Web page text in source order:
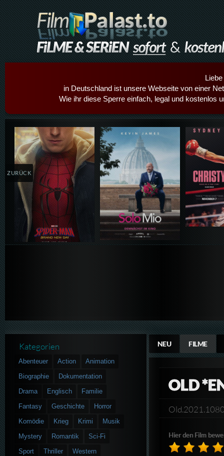
in Deutschland ist unsere Webseite von einer
Wie ihr diese Sperre einfach, legal und kostenlos
Details,Play Details,Play
ZURÜCK
NEU FILME
OLD
Hier den Film
Kategorien
Abenteuer Action
Animation
Biographie
Dokumentation
Drama
Englisch
Familie
Fantasy
Geschichte
Horror
Komödie
Krieg Krimi
Musik
Mystery
Romantik
Sci-Fi
Sport
Thriller
Western